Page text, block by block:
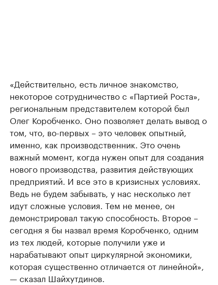
«Действительно, есть личное знакомство,
некоторое сотрудничество с «Партией Роста»,
региональным представителем которой был
Олег Коробченко. Оно позволяет делать вывод о
том, что, во-первых – это человек опытный,
именно, как производственник. Это очень
важный момент, когда нужен опыт для создания
нового производства, развития действующих
предприятий. И все это в кризисных условиях.
Ведь не будем забывать, у нас несколько лет
идут сложные условия. Тем не менее, он
демонстрировал такую способность. Второе –
сегодня я бы назвал время Коробченко, одним
из тех людей, которые получили уже и
нарабатывают опыт циркулярной экономики,
которая существенно отличается от линейной»,
— сказал Шайхутдинов.